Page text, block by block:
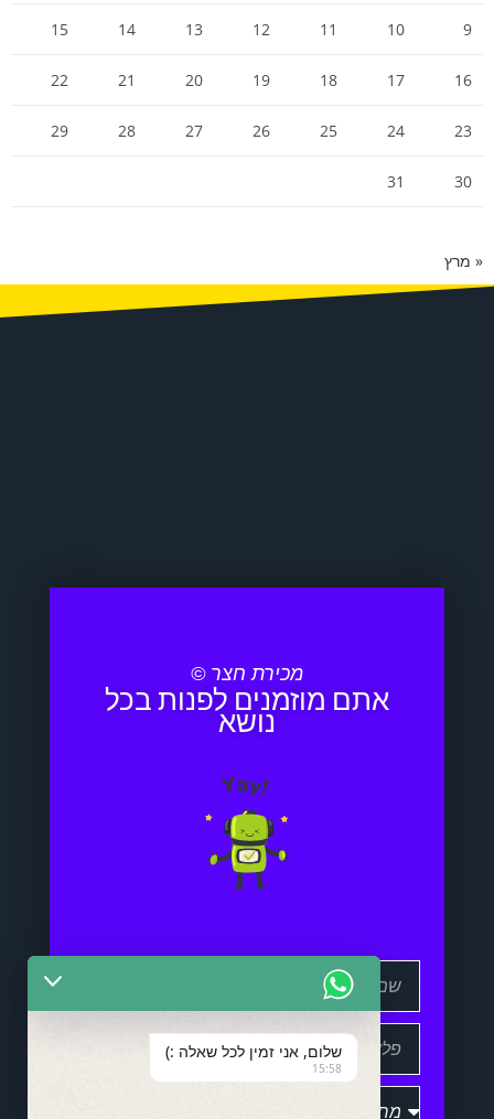
9
10
11
12
13
14
15
16
17
18
19
20
21
22
23
24
25
26
27
28
29
30
31
« מרץ
מכירת חצר ©
אתם מוזמנים לפנות בכל
נושא
שלום, אני זמין לכל שאלה :)
15:58